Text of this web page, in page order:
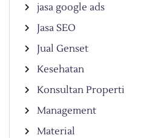
jasa google ads
Jasa SEO
Jual Genset
Kesehatan
Konsultan Properti
Management
Material